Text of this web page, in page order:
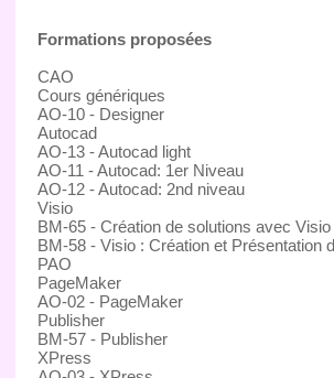
Formations proposées
CAO
Cours génériques
AO-10 - Designer
Autocad
AO-13 - Autocad light
AO-11 - Autocad: 1er Niveau
AO-12 - Autocad: 2nd niveau
Visio
BM-65 - Création de solutions avec Visio
BM-58 - Visio : Création et Présentation
PAO
PageMaker
AO-02 - PageMaker
Publisher
BM-57 - Publisher
XPress